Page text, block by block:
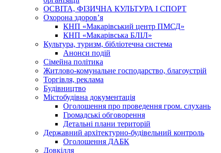
ОСВІТА, ФІЗИЧНА КУЛЬТУРА І СПОРТ
Охорона здоров’я
КНП «Макарівський центр ПМСД»
КНП «Макарівська БЛІЛ»
Культура, туризм, бібліотечна система
Анонси подій
Сімейна політика
Житлово-комунальне господарство, благоустрій
Торгівля, реклама
Будівництво
Містобудівна документація
Оголошення про проведення гром. слухань
Громадські обговорення
Детальні плани територій
Державний архітектурно-будівельний контроль
Оголошення ДАБК
Довкілля